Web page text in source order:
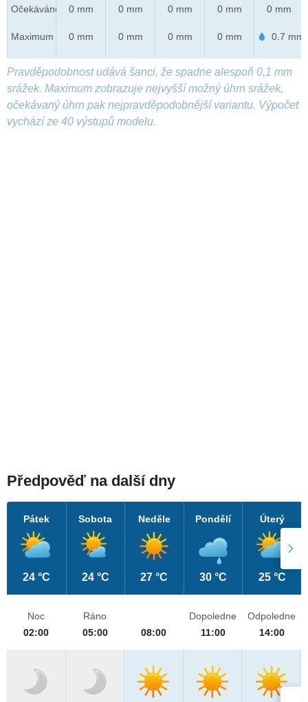
Očekáváno
Maximum
0 mm
0 mm
0 mm
0 mm
0 mm
0 mm
0 mm
0 mm
0 mm
0.7 mm
Pravděpodobnost udává šanci, že spadne alespoň 0,1 mm
srážek. Maximum zobrazuje nejvyšší možný úhrn srážek,
očekávaný úhrn pak nejpravděpodobnější variantu. Výpočet
vychází ze 40 výstupů modelu.
Předpověď na další dny
Pátek
24 °C
Sobota
24 °C
Neděle
27 °C
Pondělí
30 °C
Úterý
25 °C
Noc
02:00
Ráno
05:00
08:00
Dopoledne
11:00
Odpoledne
14:00